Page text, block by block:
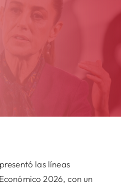
las líneas
2026, con un